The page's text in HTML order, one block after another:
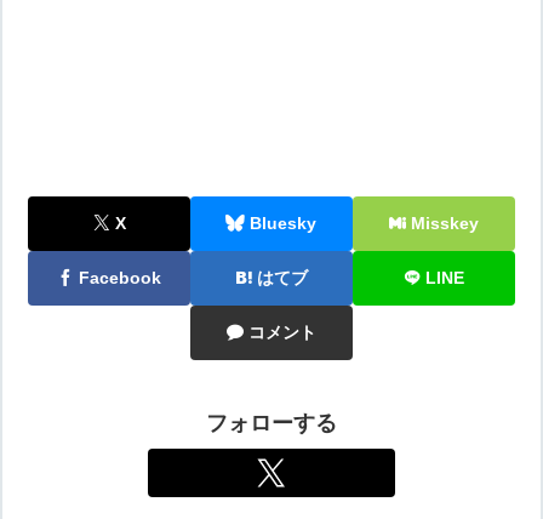
X Bluesky Misskey
Facebook はてブ LINE
コメント
フォローする